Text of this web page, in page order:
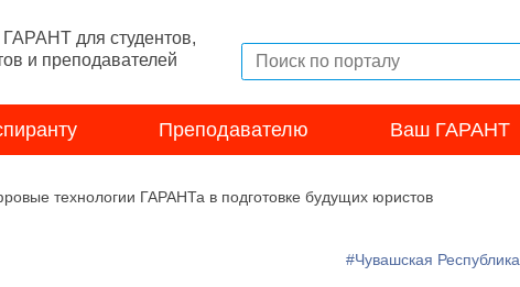
для студентов,
и преподавателей
Преподавателю Ваш ГАРАНТ
технологии ГАРАНТа в подготовке будущих юристов
#Чувашская Республика